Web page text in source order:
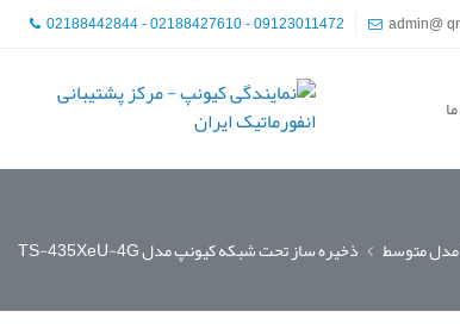
02188442844 - 02188427610 - 09123011472 admin@
ذخیره ساز تحت شبکه کیونپ مدل TS-435XeU-4G